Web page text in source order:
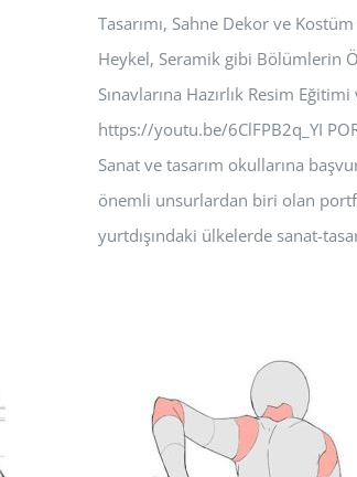
Tasarımı, Sahne Dekor ve Kostüm
Heykel, Seramik gibi Bölümlerin
Sınavlarına Hazırlık Resim
https://youtu.be/6ClFPB2q_YI
Sanat ve tasarım okullarına
önemli unsurlardan biri olan
yurtdışındaki ülkelerde sanat-